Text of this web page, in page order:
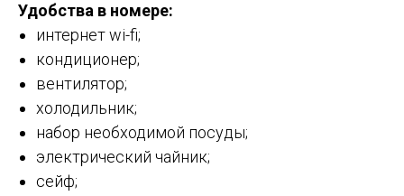
Удобства в номере:
интернет wi-fi;
кондиционер;
вентилятор;
холодильник;
набор необходимой посуды;
электрический чайник;
сейф;